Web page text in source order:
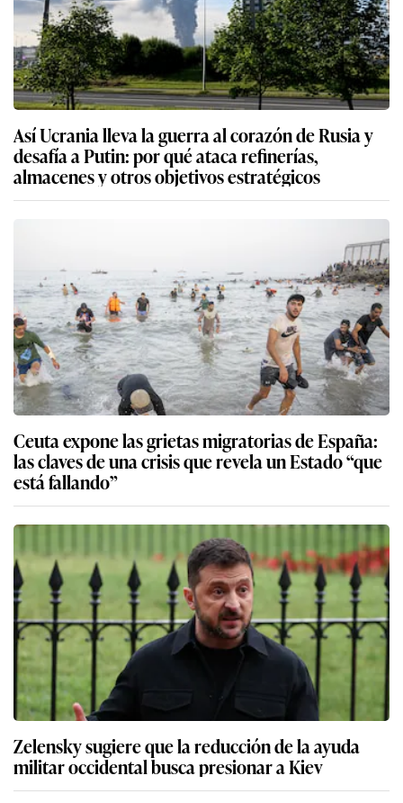
Así Ucrania lleva la guerra al corazón de Rusia y
desafía a Putin: por qué ataca refinerías,
almacenes y otros objetivos estratégicos
Ceuta expone las grietas migratorias de España:
las claves de una crisis que revela un Estado “que
está fallando”
Zelensky sugiere que la reducción de la ayuda
militar occidental busca presionar a Kiev